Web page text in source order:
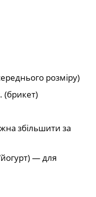
розміру)
збільшити за
— для